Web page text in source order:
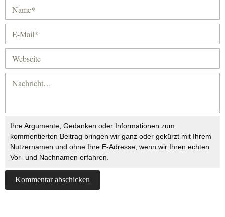
Ihre Argumente, Gedanken oder Informationen zum
kommentierten Beitrag bringen wir ganz oder gekürzt mit Ihrem
Nutzernamen und ohne Ihre E-Adresse, wenn wir Ihren echten
Vor- und Nachnamen erfahren.